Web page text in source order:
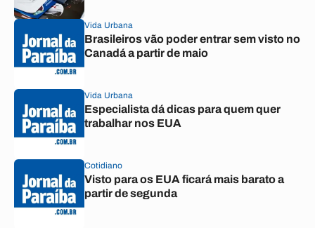
Vida Urbana
Brasileiros vão poder entrar sem visto no
Canadá a partir de maio
Vida Urbana
Especialista dá dicas para quem quer
trabalhar nos EUA
Cotidiano
Visto para os EUA ficará mais barato a
partir de segunda